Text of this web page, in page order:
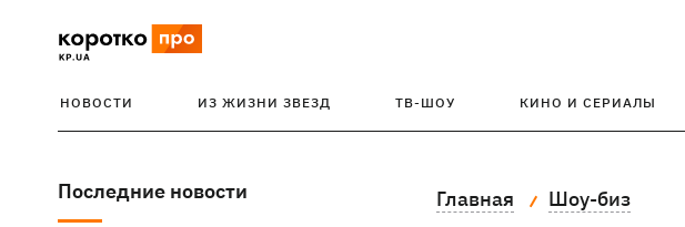
НОВОСТИ ИЗ ЖИЗНИ ЗВЕЗД ТВ-ШОУ КИНО И СЕРИАЛЫ
Последние новости Главная Шоу-биз